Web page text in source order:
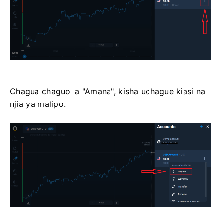
Chagua chaguo la "Amana", kisha uchague kiasi na
njia ya malipo.